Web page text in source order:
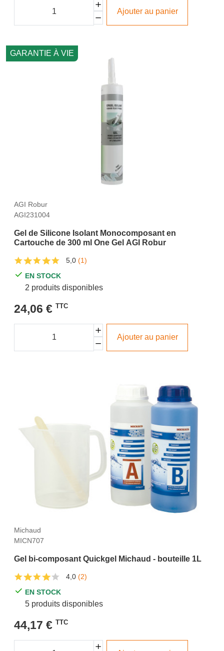
Ajouter au panier
GARANTIE À VIE
AGI Robur
AGI231004
Gel de Silicone Isolant Monocomposant en
Cartouche de 300 ml One Gel AGI Robur
5,0 (1)
EN STOCK
2 produits disponibles
24,06 € TTC
Ajouter au panier
Michaud
MICN707
Gel bi-composant Quickgel Michaud - bouteille 1L
4,0 (2)
EN STOCK
5 produits disponibles
44,17 € TTC